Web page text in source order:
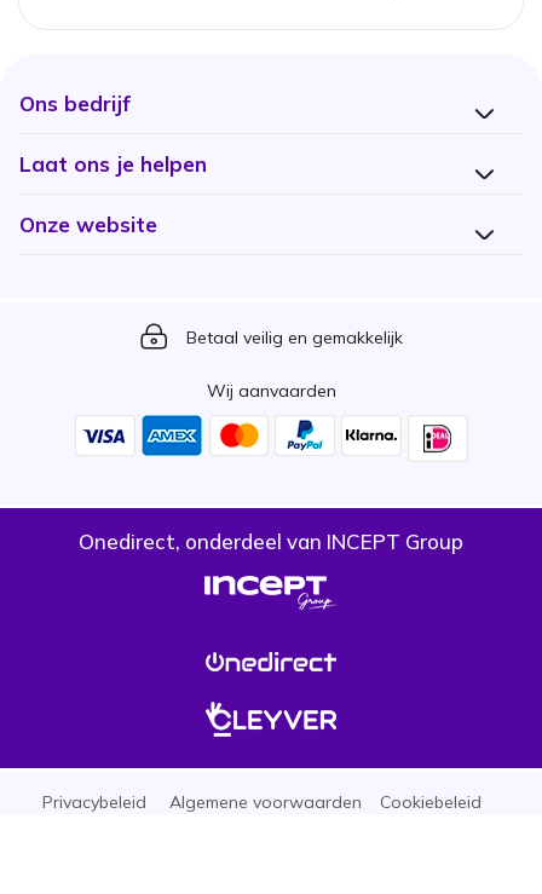
Ons bedrijf
Laat ons je helpen
Onze website
Icon
Betaal veilig en gemakkelijk
Wij aanvaarden
Onedirect, onderdeel van INCEPT Group
Privacybeleid Algemene voorwaarden Cookiebeleid